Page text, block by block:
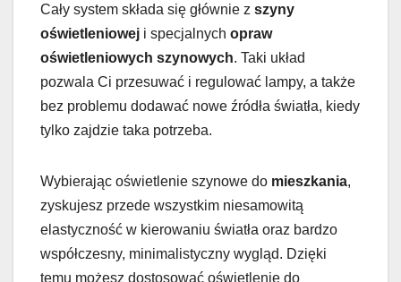
Cały system składa się głównie z szyny
oświetleniowej i specjalnych opraw
oświetleniowych szynowych. Taki układ
pozwala Ci przesuwać i regulować lampy, a także
bez problemu dodawać nowe źródła światła, kiedy
tylko zajdzie taka potrzeba.
Wybierając oświetlenie szynowe do mieszkania,
zyskujesz przede wszystkim niesamowitą
elastyczność w kierowaniu światła oraz bardzo
współczesny, minimalistyczny wygląd. Dzięki
temu możesz dostosować oświetlenie do